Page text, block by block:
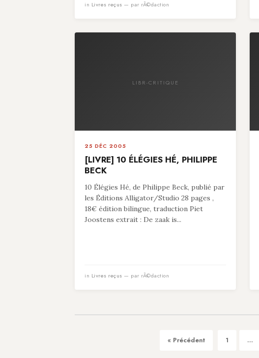
in Livres reçus — par rÃ©daction
LIBR-CRITIQUE
25 DÉC 2005
[LIVRE] 10 ÉLÉGIES HÉ, PHILIPPE
BECK
10 Élégies Hé, de Philippe Beck, publié par
les Éditions Alligator/Studio 28 pages ,
18€ édition bilingue, traduction Piet
Joostens extrait : De zaak is...
in Livres reçus — par rÃ©daction
« Précédent 1 ...